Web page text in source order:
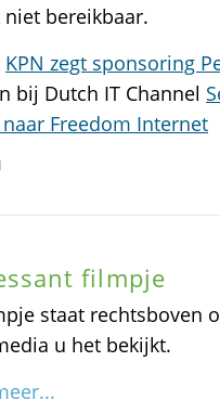
bereikbaar.
KPN zegt sponsoring
bij Dutch IT Channel
naar Freedom Internet
filmpje
staat rechtsboven
u het bekijkt.